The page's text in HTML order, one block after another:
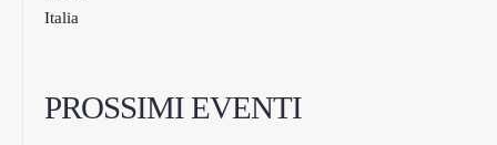
Italia
PROSSIMI EVENTI